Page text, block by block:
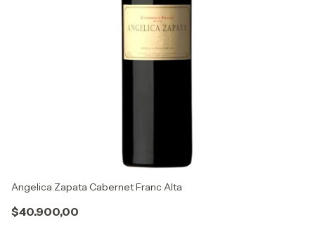
Angelica Zapata Cabernet Franc Alta
$40.900,00